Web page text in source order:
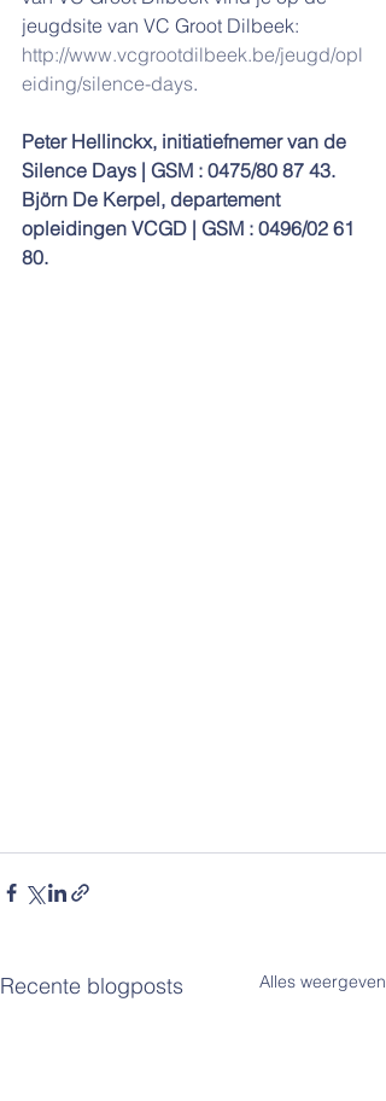
jeugdsite van VC Groot Dilbeek:
http://www.vcgrootdilbeek.be/jeugd/opl
eiding/silence-days.
Peter Hellinckx, initiatiefnemer van de
Silence Days | GSM : 0475/80 87 43.
Björn De Kerpel, departement
opleidingen VCGD | GSM : 0496/02 61
80.
Recente blogposts Alles weergeven